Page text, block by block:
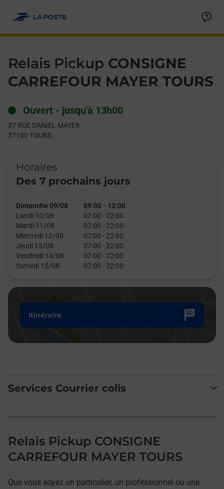
Relais Pickup CONSIGNE
CARREFOUR MAYER TOURS
Ouvert - jusqu'à 13h00
37 RUE DANIEL MAYER
37100 TOURS
Horaires
Des 7 prochains jours
Dimanche 09/08 09:00 - 13:00
Lundi 10/08
07:00 - 22:00
Mardi 11/08
07:00 - 22:00
Mercredi 12/08
07:00 - 22:00
Jeudi 13/08
07:00 - 22:00
Vendredi 14/08
07:00 - 22:00
Samedi 15/08
07:00 - 22:00
Itinéraire
Services Courrier colis
Relais Pickup CONSIGNE
CARREFOUR MAYER TOURS
Que vous soyez un particulier, un professionnel ou une